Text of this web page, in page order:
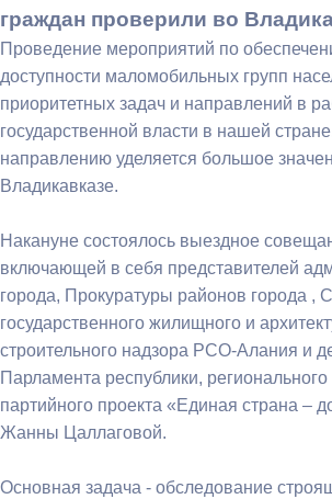
граждан проверили во
Проведение мероприятий по
доступности маломобильных групп
приоритетных задач и направлений в
государственной власти в нашей
направлению уделяется большое
Владикавказе.
Накануне состоялось выездное
включающей в себя представителей
города, Прокуратуры районов города ,
государственного жилищного и
строительного надзора РСО-Алания и
Парламента республики,
партийного проекта «Единая страна –
Жанны Цаллаговой.
Основная задача - обследование